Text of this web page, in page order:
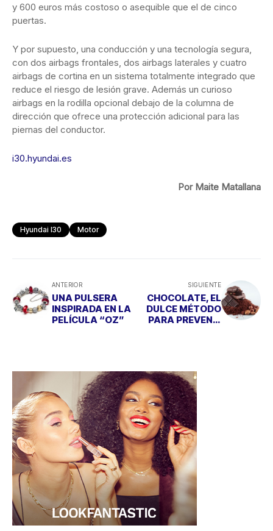
y 600 euros más costoso o asequible que el de cinco
puertas.
Y por supuesto, una conducción y una tecnología segura,
con dos airbags frontales, dos airbags laterales y cuatro
airbags de cortina en un sistema totalmente integrado que
reduce el riesgo de lesión grave. Además un curioso
airbags en la rodilla opcional debajo de la columna de
dirección que ofrece una protección adicional para las
piernas del conductor.
i30.hyundai.es
Por Maite Matallana
Hyundai I30 Motor
ANTERIOR
UNA PULSERA
INSPIRADA EN LA
PELÍCULA “OZ”
SIGUIENTE
CHOCOLATE, EL
DULCE MÉTODO
PARA PREVENIR